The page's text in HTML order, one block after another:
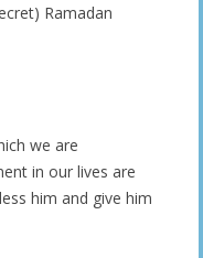
Ramadan
we are
in our lives are
him and give him